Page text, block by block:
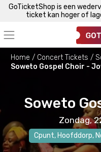
GoTicketShop is een
ticket kan hoger of
Home Concert Tickets
Soweto Gospel Choir -
Soweto
Zondag,
Cpunt, Hoofddorp,